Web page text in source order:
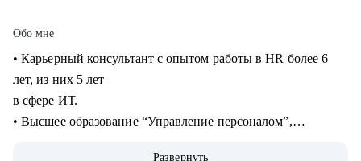
Обо мне
• Карьерный консультант с опытом работы в HR более 6
лет, из них 5 лет
в сфере ИТ.
• Высшее образование “Управление персоналом”,
Развернуть